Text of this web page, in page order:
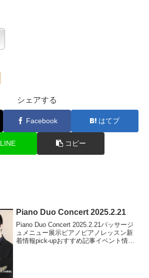
シェアする
Facebook はてブ
LINE コピー
Piano Duo Concert 2025.2.21
Piano Duo Concert 2025.2.21パッサージ
ュメニュー展示ピアノピアノレッスン新
着情報pick-upおすすめ記事イベント情報